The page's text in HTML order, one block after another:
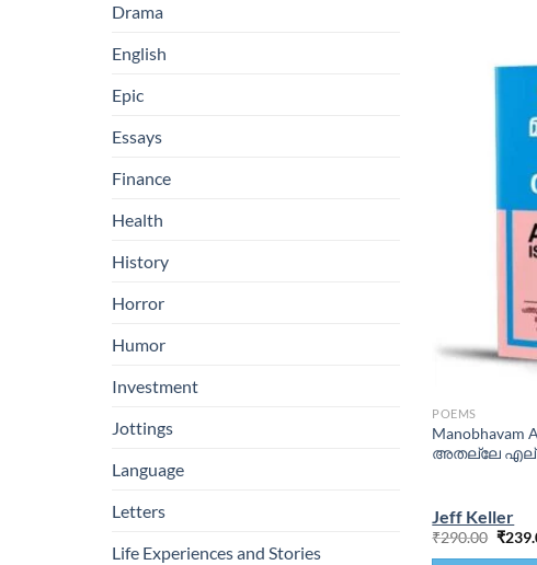
Drama
English
Epic
Essays
Finance
Health
History
Horror
Humor
Investment
Jottings
Language
Letters
Life Experiences and Stories
POEMS
Manobhavam
അതല്ലേ
Jeff Keller
₹290.00 ₹